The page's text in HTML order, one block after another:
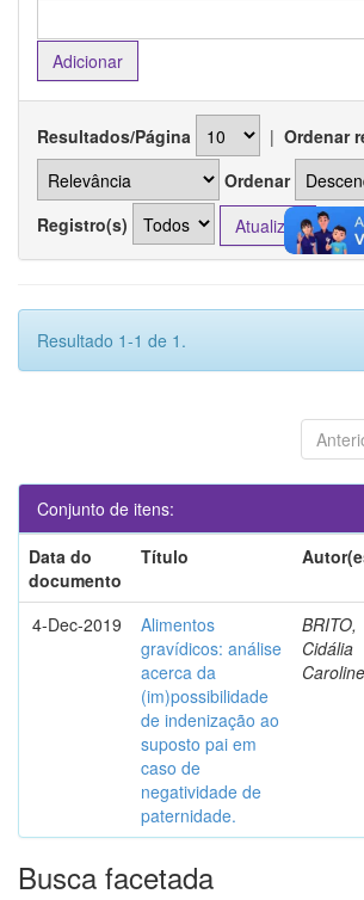
Resultados/Página | Ordenar
Ordenar
Registro(s)
Resultado 1-1 de 1.
Conjunto de itens:
Data do
documento
Título
4-Dec-2019
Alimentos
gravídicos: análise
acerca da
(im)possibilidade
de indenização ao
suposto pai em
caso de
negatividade de
paternidade.
BRITO,
Cidália
Busca facetada